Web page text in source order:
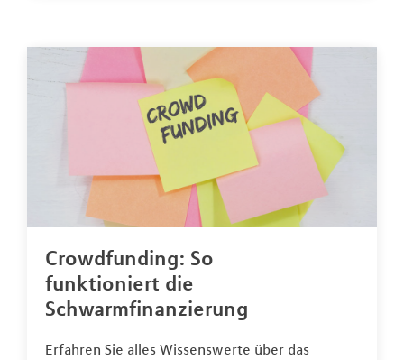
Crowdfunding: So
funktioniert die
Schwarmfinanzierung
Erfahren Sie alles Wissenswerte über das